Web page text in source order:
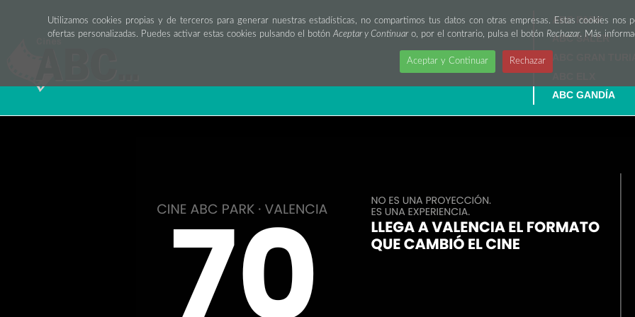
Utilizamos cookies propias y de terceros para generar nuestras estadísticas, no compartimos tus datos con otras empresas. Estas cookies
ofertas personalizadas. Puedes activar estas cookies pulsando el botónAceptar y Continuaro, por el contrario, pulsa el botón Rechazar. Más
Aceptar y Continuar Rechazar
ABC PARK
ABC SALER
ABC ELX
ABC GANDÍA